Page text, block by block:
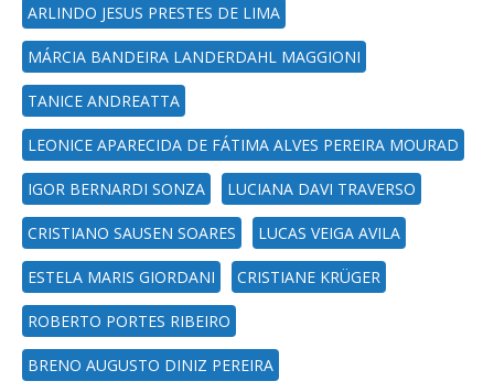
ARLINDO JESUS PRESTES DE LIMA
MÁRCIA BANDEIRA LANDERDAHL MAGGIONI
TANICE ANDREATTA
LEONICE APARECIDA DE FÁTIMA ALVES PEREIRA MOURAD
IGOR BERNARDI SONZA LUCIANA DAVI TRAVERSO
CRISTIANO SAUSEN SOARES LUCAS VEIGA AVILA
ESTELA MARIS GIORDANI CRISTIANE KRÜGER
ROBERTO PORTES RIBEIRO
BRENO AUGUSTO DINIZ PEREIRA